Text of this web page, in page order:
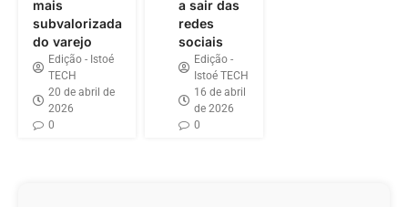
mais
subvalorizada
do varejo
Edição - Istoé
TECH
20 de abril de
2026
0
a sair das
redes
sociais
Edição -
Istoé TECH
16 de abril
de 2026
0